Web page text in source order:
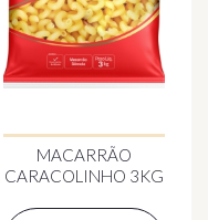
MACARRÃO
CARACOLINHO 3KG